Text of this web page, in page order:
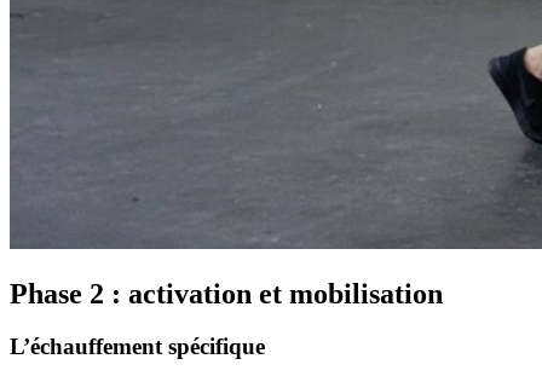
Phase 2 : activation et mobilisation
L’échauffement spécifique